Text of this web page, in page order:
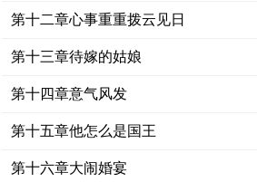
第十二章心事重重拨云见日
第十三章待嫁的姑娘
第十四章意气风发
第十五章他怎么是国王
第十六章大闹婚宴